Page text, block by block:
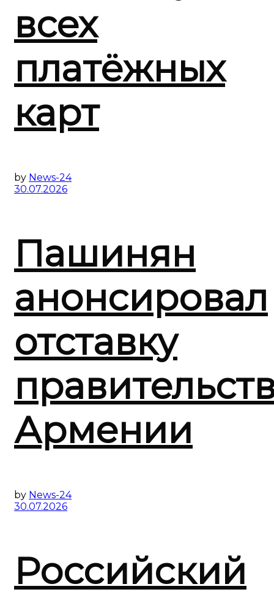
всех
платёжных
карт
by News-24
30.07.2026
Пашинян
анонсировал
отставку
Армении
by News-24
30.07.2026
Российский